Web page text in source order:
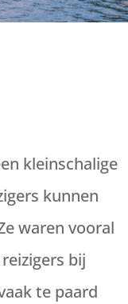
kleinschalige
kunnen
waren vooral
bij
te paard